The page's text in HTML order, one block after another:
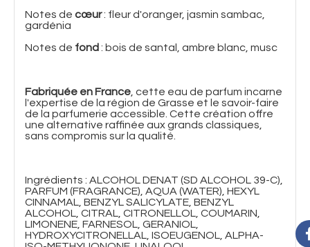
Notes de cœur: fleur d'oranger, jasmin sambac,
gardénia
Notes de fond : bois de santal, ambre blanc, musc
Fabriquée en France , cette eau de parfum incarne
l'expertise de la région de Grasse et le savoir-faire
de la parfumerie accessible. Cette création offre
une alternative raffinée aux grands classiques,
sans compromis sur la qualité.
Ingrédients : ALCOHOL DENAT (SD ALCOHOL 39-C),
PARFUM (FRAGRANCE), AQUA (WATER), HEXYL
CINNAMAL, BENZYL SALICYLATE, BENZYL
ALCOHOL, CITRAL, CITRONELLOL, COUMARIN,
LIMONENE, FARNESOL, GERANIOL,
HYDROXYCITRONELLAL, ISOEUGENOL, ALPHA-